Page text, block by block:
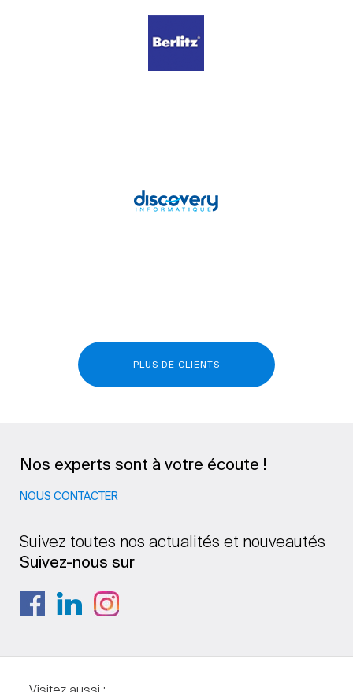
PLUS DE CLIENTS
Nos experts sont à votre écoute !
NOUS CONTACTER
Suivez toutes nos actualités et nouveautés
Suivez-nous sur